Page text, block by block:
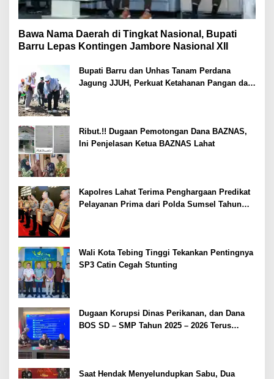
Bawa Nama Daerah di Tingkat Nasional, Bupati
Barru Lepas Kontingen Jambore Nasional XII
Bupati Barru dan Unhas Tanam Perdana
Jagung JJUH, Perkuat Ketahanan Pangan dan
Ribut.!! Dugaan Pemotongan Dana BAZNAS,
Ini Penjelasan Ketua BAZNAS Lahat
Kapolres Lahat Terima Penghargaan Predikat
Pelayanan Prima dari Polda Sumsel Tahun
Wali Kota Tebing Tinggi Tekankan Pentingnya
SP3 Catin Cegah Stunting
Dugaan Korupsi Dinas Perikanan, dan Dana
BOS SD – SMP Tahun 2025 – 2026 Terus
Saat Hendak Menyelundupkan Sabu, Dua